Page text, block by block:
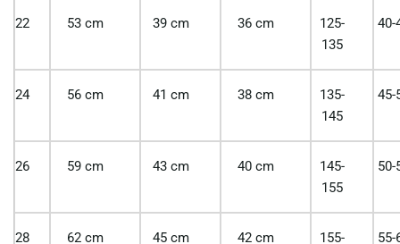
22 53 cm 39 cm 36 cm
125-
135
40-
24 56 cm 41 cm 38 cm
135-
145
45-
26 59 cm 43 cm 40 cm
145-
155
50-
28 62 cm 45 cm 42 cm
155-
55-